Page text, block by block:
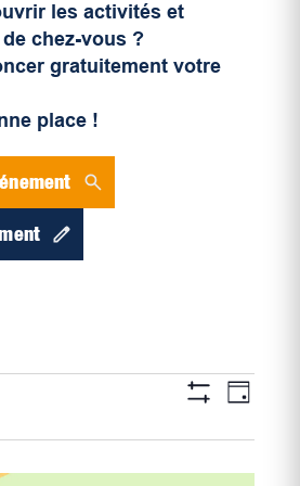
les activités et
chez-vous ?
gratuitement votre
place !
Filtres vues
Jour